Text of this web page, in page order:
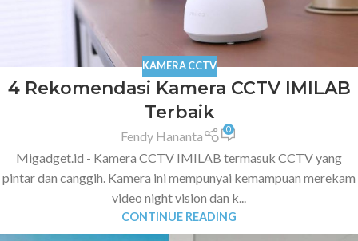
KAMERA CCTV
4 Rekomendasi Kamera CCTV IMILAB
Terbaik
Fendy Hananta 0
Migadget.id - Kamera CCTV IMILAB termasuk CCTV yang
pintar dan canggih. Kamera ini mempunyai kemampuan merekam
video night vision dan k...
CONTINUE READING